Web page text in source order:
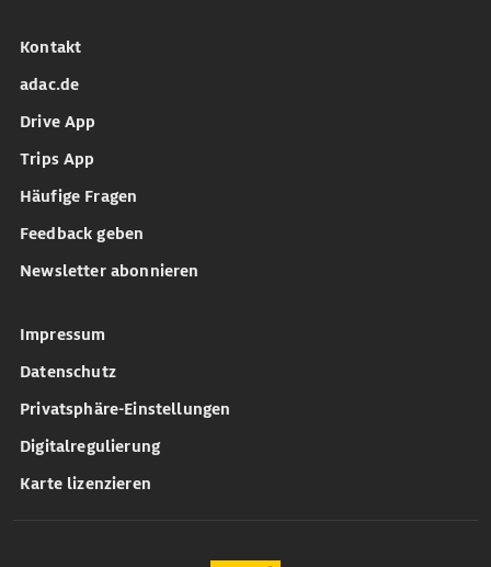
Kontakt
adac.de
Drive App
Trips App
Häufige Fragen
Feedback geben
Newsletter abonnieren
Impressum
Datenschutz
Privatsphäre-Einstellungen
Digitalregulierung
Karte lizenzieren